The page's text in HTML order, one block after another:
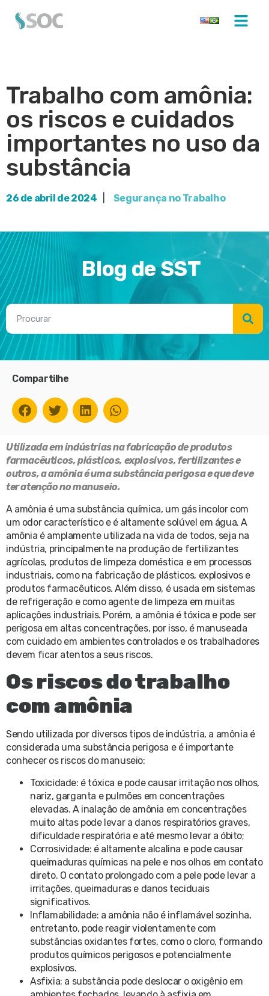
Trabalho com amônia:
os riscos e cuidados
importantes no uso da
substância
26 de abril de 2024 Segurança no Trabalho
Blog de SST
Compartilhe
Utilizada em indústrias na fabricação de produtos
farmacêuticos, plásticos, explosivos, fertilizantes e
outros, a amônia é uma substância perigosa e que deve
ter atenção no manuseio.
A amônia é uma substância química, um gás incolor com
um odor característico e é altamente solúvel em água. A
amônia é amplamente utilizada na vida de todos, seja na
indústria, principalmente na produção de fertilizantes
agrícolas, produtos de limpeza doméstica e em processos
industriais, como na fabricação de plásticos, explosivos e
produtos farmacêuticos. Além disso, é usada em sistemas
de refrigeração e como agente de limpeza em muitas
aplicações industriais. Porém, a amônia é tóxica e pode ser
perigosa em altas concentrações, por isso, é manuseada
com cuidado em ambientes controlados e os trabalhadores
devem ficar atentos a seus riscos.
Os riscos do trabalho
com amônia
Sendo utilizada por diversos tipos de indústria, a amônia é
considerada uma substância perigosa e é importante
conhecer os riscos do manuseio:
Toxicidade: é tóxica e pode causar irritação nos olhos,
nariz, garganta e pulmões em concentrações
elevadas. A inalação de amônia em concentrações
muito altas pode levar a danos respiratórios graves,
dificuldade respiratória e até mesmo levar a óbito;
Corrosividade: é altamente alcalina e pode causar
queimaduras químicas na pele e nos olhos em contato
direto. O contato prolongado com a pele pode levar a
irritações, queimaduras e danos teciduais
significativos.
Inflamabilidade: a amônia não é inflamável sozinha,
entretanto, pode reagir violentamente com
substâncias oxidantes fortes, como o cloro, formando
produtos químicos perigosos e potencialmente
explosivos.
Asfixia: a substância pode deslocar o oxigênio em